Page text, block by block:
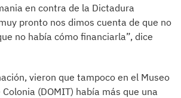
en contra de la Dictadura
pronto nos dimos cuenta de que no
no había cómo financiarla”, dice
vieron que tampoco en el Museo
(DOMIT) había más que una